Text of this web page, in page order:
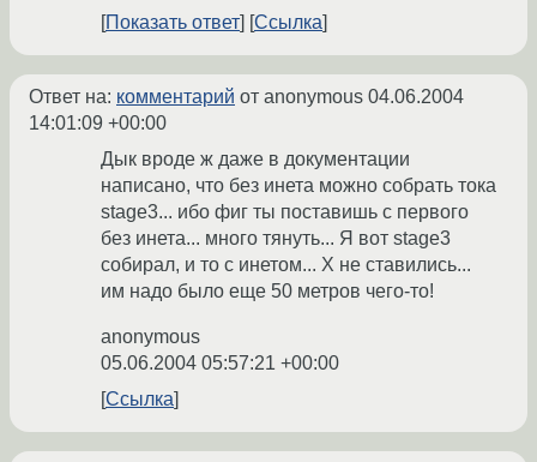
Показать ответ
Ссылка
Ответ на: комментарий от anonymous 04.06.2004
14:01:09 +00:00
Дык вроде ж даже в документации
написано, что без инета можно собрать тока
stage3... ибо фиг ты поставишь с первого
без инета... много тянуть... Я вот stage3
собирал, и то с инетом... X не ставились...
им надо было еще 50 метров чего-то!
anonymous
05.06.2004 05:57:21 +00:00
Ссылка